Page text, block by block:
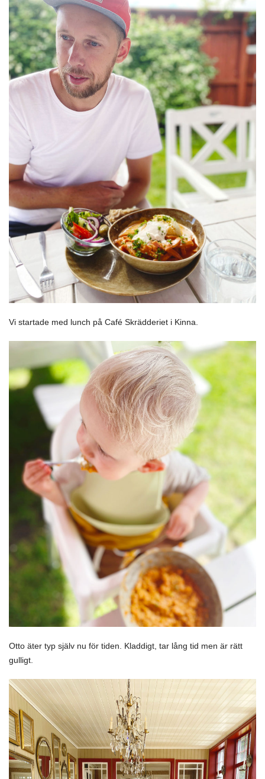
Vi startade med lunch på Café Skrädderiet i Kinna.
Otto äter typ själv nu för tiden. Kladdigt, tar lång tid men är rätt
gulligt.